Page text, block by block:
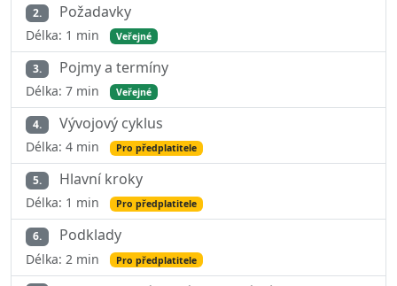
2. Požadavky
Délka: 1 min Veřejné
3. Pojmy a termíny
Délka: 7 min Veřejné
4. Vývojový cyklus
Délka: 4 min Pro předplatitele
5. Hlavní kroky
Délka: 1 min Pro předplatitele
6. Podklady
Délka: 2 min Pro předplatitele